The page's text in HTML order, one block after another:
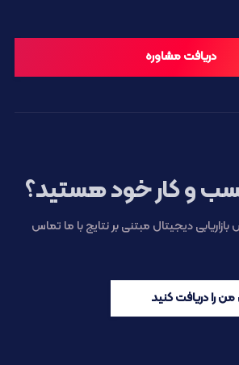
دریافت مشاوره
و کار خود هستید؟
دیجیتال مبتنی بر نتایج با ما تماس
من را دریافت کنید